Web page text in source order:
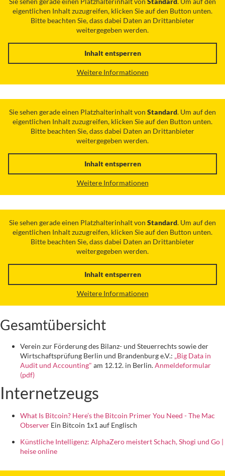
eigentlichen Inhalt zuzugreifen, klicken Sie auf den Button unten.
Bitte beachten Sie, dass dabei Daten an Drittanbieter
weitergegeben werden.
Inhalt entsperren
Weitere Informationen
Sie sehen gerade einen Platzhalterinhalt von Standard. Um auf den
eigentlichen Inhalt zuzugreifen, klicken Sie auf den Button unten.
Bitte beachten Sie, dass dabei Daten an Drittanbieter
weitergegeben werden.
Inhalt entsperren
Weitere Informationen
Sie sehen gerade einen Platzhalterinhalt von Standard. Um auf den
eigentlichen Inhalt zuzugreifen, klicken Sie auf den Button unten.
Bitte beachten Sie, dass dabei Daten an Drittanbieter
weitergegeben werden.
Inhalt entsperren
Weitere Informationen
Gesamtübersicht
Verein zur Förderung des Bilanz- und Steuerrechts sowie der
Wirtschaftsprüfung Berlin und Brandenburg e.V.: „Big Data in
Audit und Accounting" am 12.12. in Berlin.Anmeldeformular
(pdf)
Internetzeugs
What Is Bitcoin? Here’s the Bitcoin Primer You Need - The Mac
Observer Ein Bitcoin 1x1 auf Englisch
Künstliche Intelligenz: AlphaZero meistert Schach, Shogi und Go |
heise online